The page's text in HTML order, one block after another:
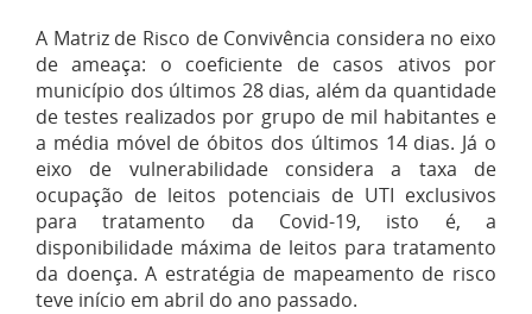
A Matriz de Risco de Convivência considera no eixo
de ameaça: o coeficiente de casos ativos por
município dos últimos 28 dias, além da quantidade
de testes realizados por grupo de mil habitantes e
a média móvel de óbitos dos últimos 14 dias. Já o
eixo de vulnerabilidade considera a taxa de
ocupação de leitos potenciais de UTI exclusivos
para tratamento da Covid-19, isto é, a
disponibilidade máxima de leitos para tratamento
da doença. A estratégia de mapeamento de risco
teve início em abril do ano passado.